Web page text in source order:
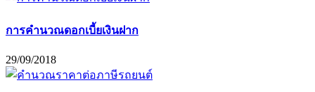
การคำนวณดอกเบี้ยเงินฝาก
29/09/2018